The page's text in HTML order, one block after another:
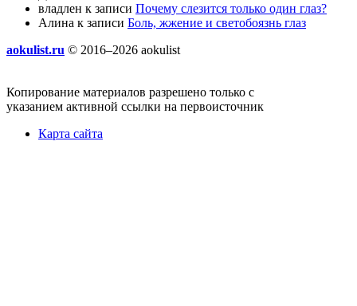
владлен к записи Почему слезится только один глаз?
Алина к записи Боль, жжение и светобоязнь глаз
aokulist.ru © 2016–2026 aokulist
Копирование материалов разрешено только с
указанием активной ссылки на первоисточник
Карта сайта